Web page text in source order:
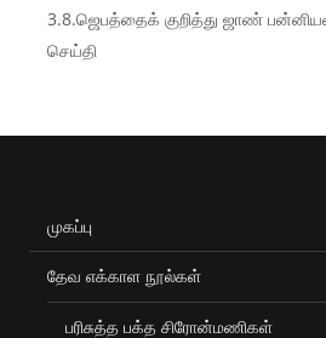
3.8.ஜெபத்தைக் குறித்து ஜாண்
செய்தி
முகப்பு
தேவ எக்காள நூல்கள்
பரிசுத்த பக்த சிரோன்மணிகள்